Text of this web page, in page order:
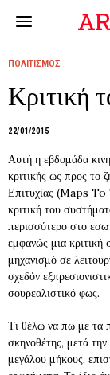
ΠΟΛΙΤΙΣΜΟΣ
Κριτική
22/01/2015
Αυτή η εβδομάδα
κριτικής ως προς
Επιτυχίας (Maps
κριτική του
περισσότερο στο
εμφανώς μια
μηχανισμό σε
σχεδόν
σουρεαλιστικό φως.
Τι θέλω να πω με τα
σκηνοθέτης, μετά
μεγάλου μήκους,